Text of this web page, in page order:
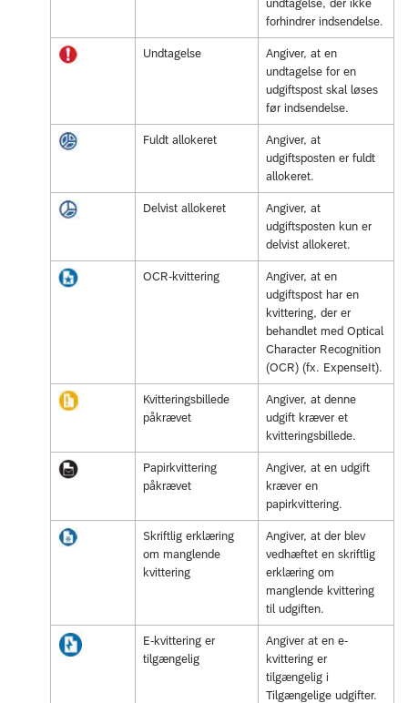
undtagelse, der ikke
forhindrer indsendelse.
Undtagelse
Angiver, at en
undtagelse for en
udgiftspost skal løses
før indsendelse.
Fuldt allokeret
Angiver, at
udgiftsposten er fuldt
allokeret.
Delvist allokeret
Angiver, at
udgiftsposten kun er
delvist allokeret.
OCR-kvittering
Angiver, at en
udgiftspost har en
kvittering, der er
behandlet med Optical
Character Recognition
(OCR) (fx. ExpenseIt).
Kvitteringsbillede
påkrævet
Angiver, at denne
udgift kræver et
kvitteringsbillede.
Papirkvittering
påkrævet
Angiver, at en udgift
kræver en
papirkvittering.
Skriftlig erklæring
om manglende
kvittering
Angiver, at der blev
vedhæftet en skriftlig
erklæring om
manglende kvittering
til udgiften.
E-kvittering er
tilgængelig
Angiver at en e-
kvittering er
tilgængelig i
Tilgængelige udgifter.